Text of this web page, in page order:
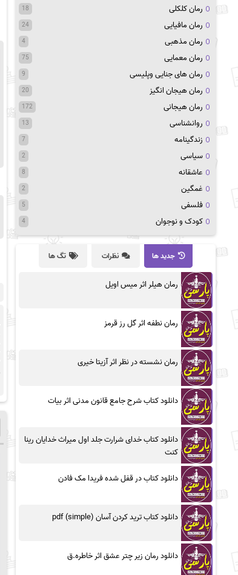
رمان کلکلی 18
رمان مافیایی 24
رمان مذهبی 4
رمان معمایی 75
رمان های جنایی وپلیسی 9
رمان هیجان انگیز 20
رمان هیجانی 172
روانشناسی 13
زندگینامه 7
سیاسی 2
عاشقانه 8
غمگین 2
فلسفی 5
کودک و نوجوان 4
جدید ها نظرات تگ ها
رمان هیلر اثر میس اویل
رمان نطفه اثر گل رز قرمز
رمان نشسته در نظر اثر آزیتا خیری
دانلود کتاب شرح جامع قانون مدنی اثر بیات
دانلود کتاب خدای شرارت جلد اول میراث خدایان رینا
کنت
دانلود کتاب در قفل شده فریدا مک فادن
دانلود کتاب ترید کردن آسان (simple) pdf
دانلود رمان زیر چتر عشق اثر خاطره.ق